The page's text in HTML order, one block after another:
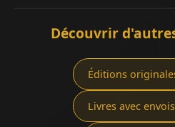
Découvrir
Éditions
Livres avec